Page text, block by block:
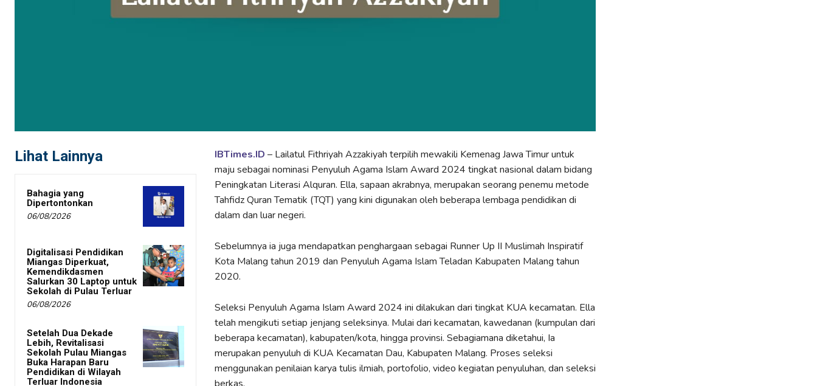
Lihat Lainnya
Bahagia yang
Dipertontonkan
06/08/2026
Digitalisasi Pendidikan
Miangas Diperkuat,
Kemendikdasmen
Salurkan 30 Laptop untuk
Sekolah di Pulau Terluar
06/08/2026
Setelah Dua Dekade
Lebih, Revitalisasi
Sekolah Pulau Miangas
Buka Harapan Baru
Pendidikan di Wilayah
Terluar Indonesia
IBTimes.ID – Lailatul Fithriyah Azzakiyah terpilih mewakili Kemenag Jawa Timur untuk
maju sebagai nominasi Penyuluh Agama Islam Award 2024 tingkat nasional dalam bidang
Peningkatan Literasi Alquran. Ella, sapaan akrabnya, merupakan seorang penemu metode
Tahfidz Quran Tematik (TQT) yang kini digunakan oleh beberapa lembaga pendidikan di
dalam dan luar negeri.
Sebelumnya ia juga mendapatkan penghargaan sebagai Runner Up II Muslimah Inspiratif
Kota Malang tahun 2019 dan Penyuluh Agama Islam Teladan Kabupaten Malang tahun
2020.
Seleksi Penyuluh Agama Islam Award 2024 ini dilakukan dari tingkat KUA kecamatan. Ella
telah mengikuti setiap jenjang seleksinya. Mulai dari kecamatan, kawedanan (kumpulan dari
beberapa kecamatan), kabupaten/kota, hingga provinsi. Sebagiamana diketahui, Ia
merupakan penyuluh di KUA Kecamatan Dau, Kabupaten Malang. Proses seleksi
menggunakan penilaian karya tulis ilmiah, portofolio, video kegiatan penyuluhan, dan seleksi